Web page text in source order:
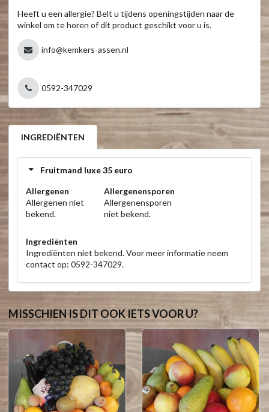
Heeft u een allergie? Belt u tijdens openingstijden naar de
winkel om te horen of dit product geschikt voor u is.
info@kemkers-assen.nl
0592-347029
INGREDIËNTEN
Fruitmand luxe 35 euro
Allergenen
Allergenen niet
bekend.
Allergenensporen
Allergenensporen
niet bekend.
Ingrediënten
Ingrediënten niet bekend. Voor meer informatie neem
contact op: 0592-347029.
MISSCHIEN IS DIT OOK IETS VOOR U?